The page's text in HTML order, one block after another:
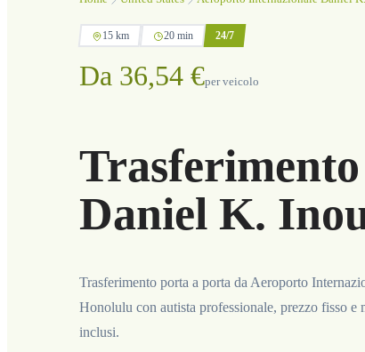
15 km 20 min 24/7
Da 36,54 €per veicolo
Daniel K.
Trasferimento porta a porta da Aeroporto
Honolulu con autista professionale, prezzo fisso e
inclusi.